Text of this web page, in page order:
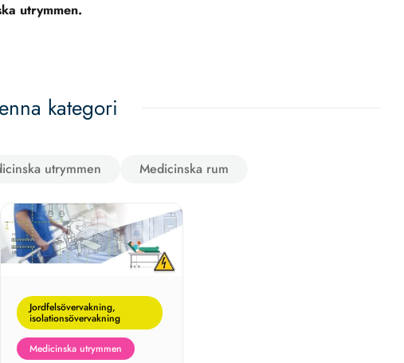
utrymmen.
kategori
utrymmen Medicinska rum
Jordfelsövervakning,
isolationsövervakning
Medicinska utrymmen